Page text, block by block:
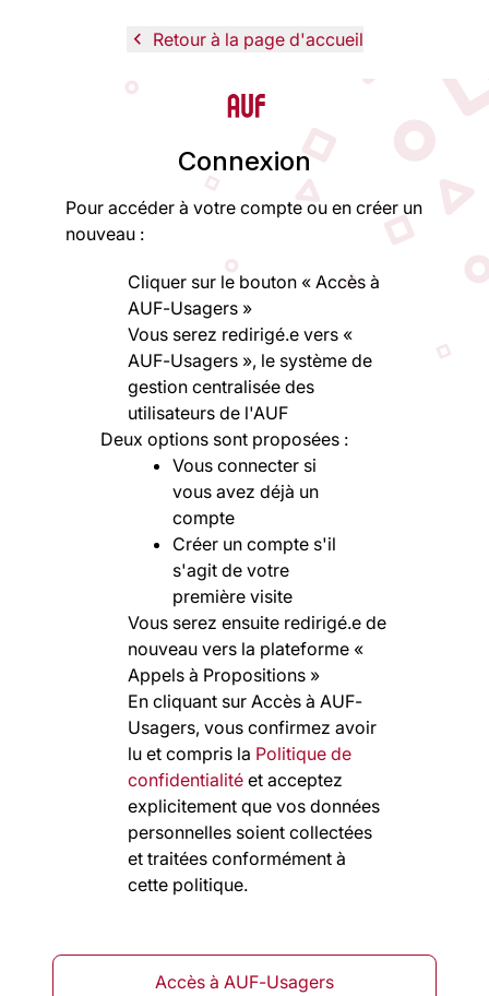
navigate_before Retour à la page d'accueil
Logo
Connexion
Pour accéder à votre compte ou en créer un
nouveau :
Cliquer sur le bouton « Accès à
AUF-Usagers »
Vous serez redirigé.e vers «
AUF-Usagers », le système de
gestion centralisée des
utilisateurs de l'AUF
Deux options sont proposées :
Vous connecter si
vous avez déjà un
compte
Créer un compte s'il
s'agit de votre
première visite
Vous serez ensuite redirigé.e de
nouveau vers la plateforme «
Appels à Propositions »
En cliquant sur Accès à AUF-
Usagers, vous confirmez avoir
lu et compris la Politique de
confidentialité et acceptez
explicitement que vos données
personnelles soient collectées
et traitées conformément à
cette politique.
Accès à AUF-Usagers